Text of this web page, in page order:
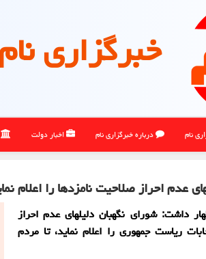
خبرگزاری
نام درباره خبرگزاری نام اخبار دولت
عدم احراز صلاحیت نامزدها را اعلام
داشت: شورای نگهبان دلیلهای عدم احراز
ریاست جمهوری را اعلام نماید، تا مردم